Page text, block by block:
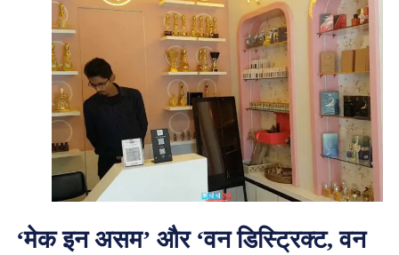
‘मेक इन असम’ और ‘वन डिस्ट्रिक्ट, वन